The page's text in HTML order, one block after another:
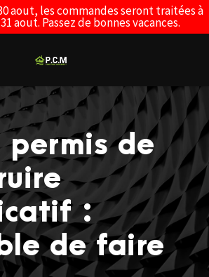
aout, les commandes seront traitées à
aout. Passez de bonnes vacances.
permis de
:
de faire